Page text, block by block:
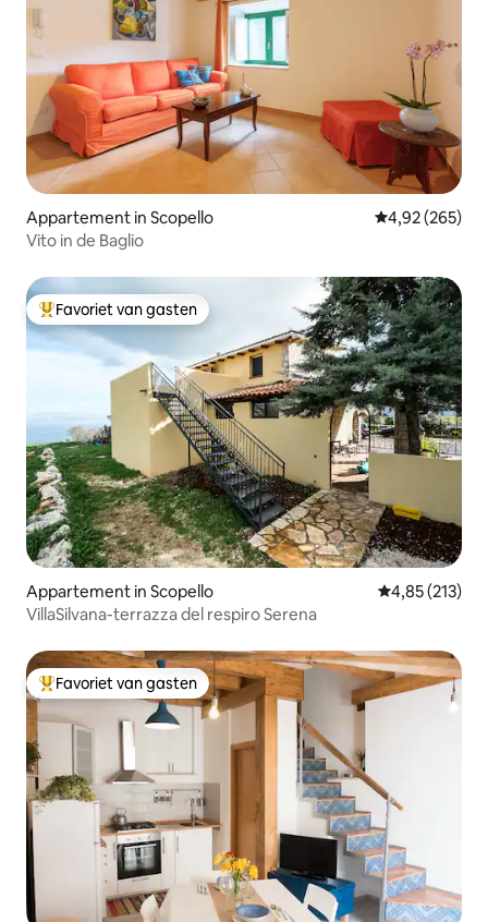
Appartement in Scopello Gemiddelde
4,92 (265)
Vito in de Baglio
Topfavoriet van gasten
Favoriet van gasten
Appartement in Scopello Gemiddelde
4,85 (213)
VillaSilvana-terrazza del respiro Serena
Topfavoriet van gasten
Favoriet van gasten